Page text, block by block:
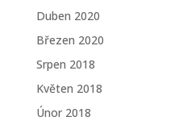
Duben 2020
Březen 2020
Srpen 2018
Květen 2018
Únor 2018